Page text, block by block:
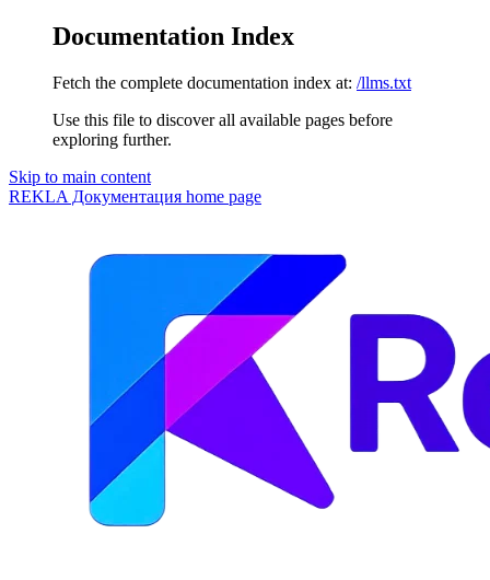
Documentation Index
Fetch the complete documentation index at: /llms.txt
Use this file to discover all available pages before
exploring further.
Skip to main content
REKLA Документация home page